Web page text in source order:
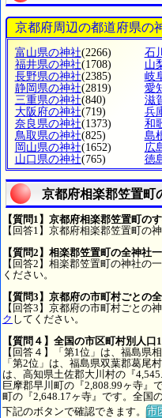
京都府周辺の都道府県の
富山県の神社(2266) 石
福井県の神社(1708) 山
長野県の神社(2385) 岐
静岡県の神社(2819) 愛
三重県の神社(840) 滋
大阪府の神社(719) 兵
奈良県の神社(1373) 和
鳥取県の神社(825) 島
岡山県の神社(1652) 広
山口県の神社(765) 徳
京都府相楽郡笠置町
【質問1】京都府相楽郡笠置町の
【回答1】京都府相楽郡笠置町の
【質問2】相楽郡笠置町の全神社
【回答2】相楽郡笠置町の神社の一
ください。
【質問3】京都府の市町村ごとの
【回答3】京都府の市町村ごとの
ク してください。
【質問４】全国の市区町村別人
【回答４】「第1位」は、福島県
「第2位」は、福島県双葉郡葛尾
は、高知県土佐郡大川村の『
巨摩郡早川町の『2,808.99ヶ寺』
町の『2,648.17ヶ寺』です。全国
下記のボタンで確認できます。市